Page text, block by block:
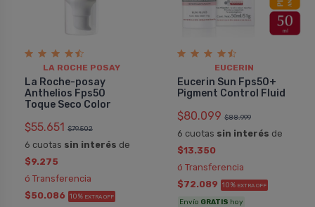
LA ROCHE POSAY
La Roche-posay
Anthelios Fps50
Toque Seco Color
$55.651 $79.502
6 cuotas sin interés de
$9.275
ó Transferencia
$50.086 10% EXTRA OFF
EUCERIN
Eucerin Sun Fps50+
Pigment Control Fluid
$80.099 $88.999
6 cuotas sin interés de
$13.350
ó Transferencia
$72.089 10% EXTRA OFF
Envío GRATIS hoy